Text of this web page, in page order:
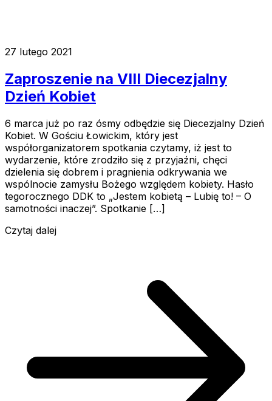
27 lutego 2021
Zaproszenie na VIII Diecezjalny
Dzień Kobiet
6 marca już po raz ósmy odbędzie się Diecezjalny Dzień
Kobiet. W Gościu Łowickim, który jest
współorganizatorem spotkania czytamy, iż jest to
wydarzenie, które zrodziło się z przyjaźni, chęci
dzielenia się dobrem i pragnienia odkrywania we
wspólnocie zamysłu Bożego względem kobiety. Hasło
tegorocznego DDK to „Jestem kobietą – Lubię to! – O
samotności inaczej”. Spotkanie […]
Czytaj dalej